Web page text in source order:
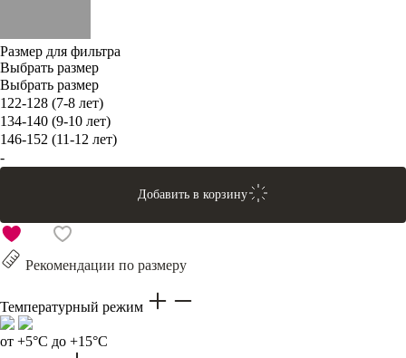
Размер для фильтра
Выбрать размер
Выбрать размер
122-128 (7-8 лет)
134-140 (9-10 лет)
146-152 (11-12 лет)
-
Добавить в корзину
Рекомендации по размеру
Температурный режим
от +5°C до +15°C